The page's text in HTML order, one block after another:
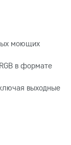
моющих
в формате
выходные